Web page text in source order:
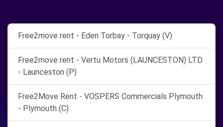
Free2move rent - Eden Torbay - Torquay (V)
Free2move rent - Vertu Motors (LAUNCESTON) LTD
- Launceston (P)
Free2Move Rent - VOSPERS Commercials Plymouth
- Plymouth (C)